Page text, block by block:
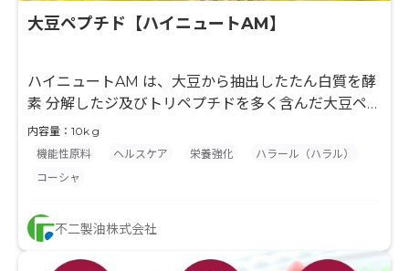
大豆ペプチド【ハイニュートAM】
ハイニュートAM は、大豆から抽出したたん白質を酵
素 分解したジ及びトリペプチドを多く含んだ大豆ペプ
チド です。有効なアミノ酸供給源として、各種健康
食品や 、 スポーツニュートリション製品に使用され
内容量：10k g
機能性原料
ヘルスケア 栄養強化
ハラール（ハラル）
コーシャ
不二製油株式会社